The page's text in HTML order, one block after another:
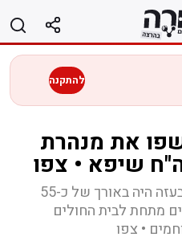
להתקנה
את מנהרת
שיפא • צפו
תוואי מנהרת טרור שנחשפה בעזה היה באורך של כ-55
של כ-10 מטרים מתחת לבית החולים
• צפו